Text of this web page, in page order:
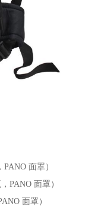
面罩）
PANO 面罩）
面罩）